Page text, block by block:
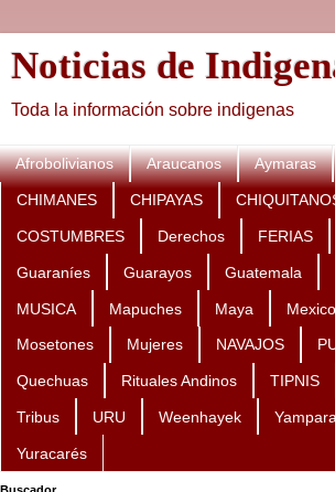
Noticias de
Toda la información sobre indigenas
Afrobolivianos Araucanos Aymaras
CHIMANES CHIPAYAS
COSTUMBRES Derechos FERIAS
Guaraníes Guarayos Guatemala
MUSICA Mapuches Maya Mexico
Mosetones Mujeres NAVAJOS
Quechuas Rituales Andinos TIPNIS
Tribus URU Weenhayek Yampara
Yuracarés